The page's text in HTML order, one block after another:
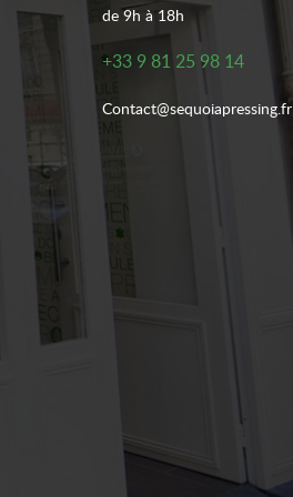
de 9h à 18h
+33 9 81 25 98 14
Contact@sequoiapressing.fr